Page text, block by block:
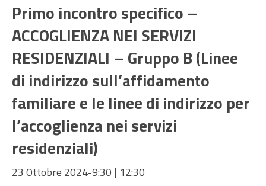
Primo incontro specifico –
ACCOGLIENZA NEI SERVIZI
RESIDENZIALI – Gruppo B (Linee
di indirizzo sull’affidamento
familiare e le linee di indirizzo per
l’accoglienza nei servizi
residenziali)
23 Ottobre 2024-9:30 | 12:30